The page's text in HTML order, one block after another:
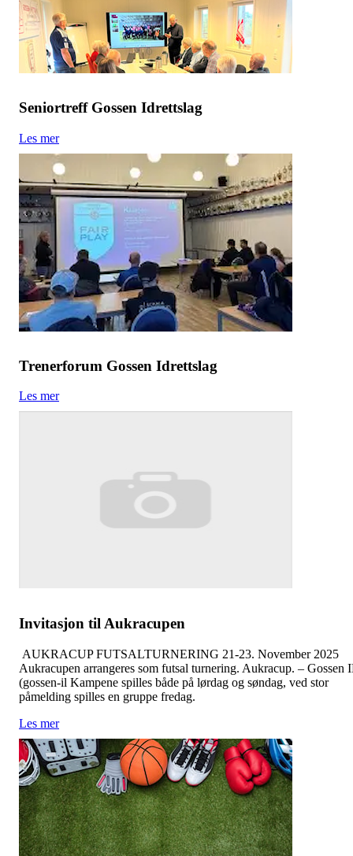
Seniortreff Gossen Idrettslag
Les mer
Trenerforum Gossen Idrettslag
Les mer
Invitasjon til Aukracupen
AUKRACUP FUTSALTURNERING 21-23. November 2025
Aukracupen arrangeres som futsal turnering. Aukracup. – Gossen
(gossen-il Kampene spilles både på lørdag og søndag, ved stor
påmelding spilles en gruppe fredag.
Les mer